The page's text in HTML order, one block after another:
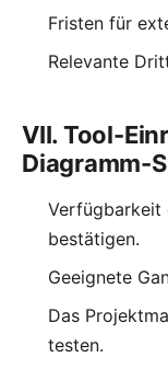
Fristen für
Relevante
VII. Tool-
Diagramm-
Verfügbarkeit
bestätigen.
Geeignete
Das
testen.